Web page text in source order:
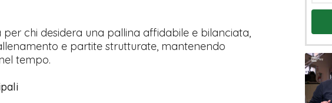
per chi desidera una pallina affidabile e bilanciata,
e partite strutturate, mantenendo
tempo.